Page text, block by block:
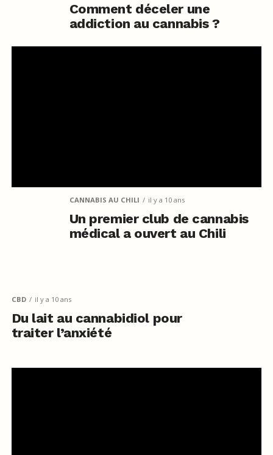
Comment déceler une
addiction au cannabis ?
CANNABIS AU CHILI il y a 10 ans
Un premier club de cannabis
médical a ouvert au Chili
CBD il y a 10 ans
Du lait au cannabidiol pour
traiter l’anxiété